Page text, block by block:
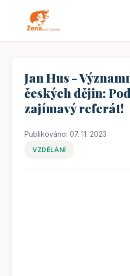
Jan Hus -
českých dějin:
zajímavý referát!
Publikováno: 07. 11. 2023
VZDĚLÁNÍ